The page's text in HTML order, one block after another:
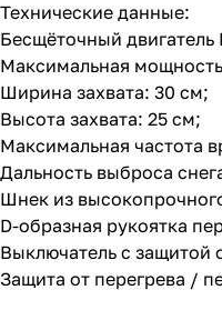
Технические данные:
Бесщёточный
Максимальная
Ширина захвата: 30 см;
Высота захвата: 25 см;
Максимальная частота
Дальность выброса
Шнек из
D-образная рукоятка
Выключатель с защитой
Защита от перегрева /